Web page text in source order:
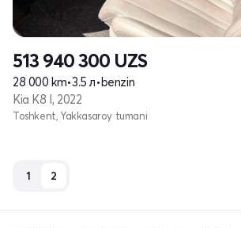
513 940 300 UZS
28 000 km•3.5 л•benzin
Kia K8 I, 2022
Toshkent, Yakkasaroy tumani
1 2